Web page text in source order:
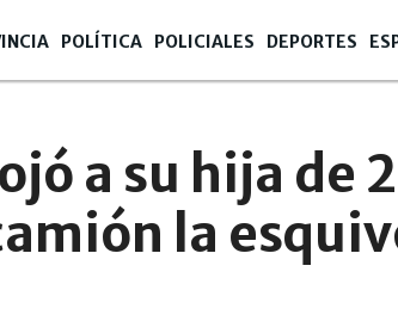
POLÍTICA POLICIALES DEPORTES
a su hija de
la